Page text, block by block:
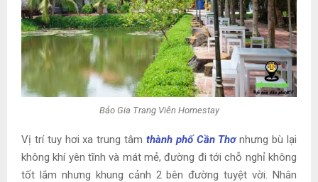
Bảo Gia Trang Viên Homestay
Vị trí tuy hơi xa trung tâm thành phố Cần Thơnhưng bù lại
không khí yên tĩnh và mát mẻ, đường đi tới chỗ nghỉ không
tốt lắm nhưng khung cảnh 2 bên đường tuyệt vời. Nhân